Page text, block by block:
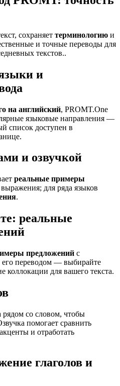
сохраняет терминологию и
и точные переводы для
текстов..
и
на английский, PROMT.One
языковые направления —
список доступен в
и озвучкой
реальные примеры
для ряда языков
.
реальные
предложений с
его переводом — выбирайте
коллокации для вашего текста.
со словом, чтобы
помогает сравнить
и отработать
глаголов и